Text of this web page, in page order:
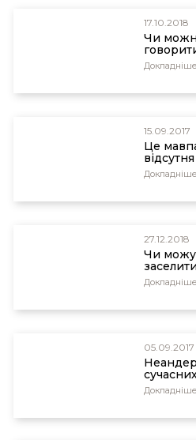
17.10.2018
Чи
Докладніше
15.09.2017
Це
Докладніше
27.12.2018
Чи
Докладніше
05.09.2017
Докладніше